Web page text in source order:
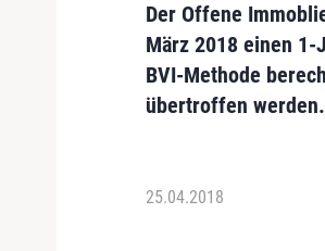
Der Offene
März 2018 einen
BVI-Methode
übertroffen werden.
25.04.2018